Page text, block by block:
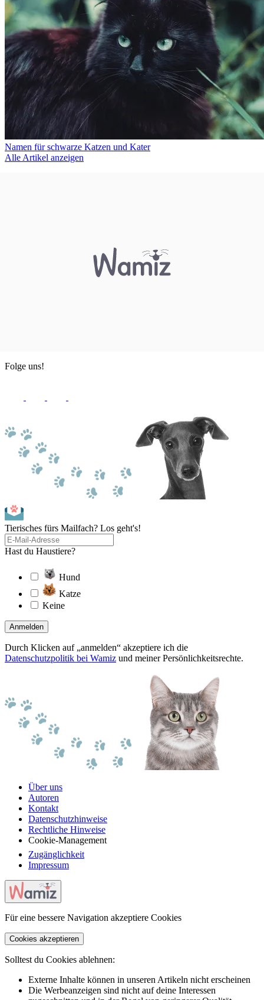
Namen für schwarze Katzen und Kater
Alle Artikel anzeigen
Folge uns!
Tierisches fürs Mailfach? Los geht's!
Hast du Haustiere?
Hund
Katze
Keine
Anmelden
Durch Klicken auf „anmelden“ akzeptiere ich die
Datenschutzpolitik bei Wamiz und meiner Persönlichkeitsrechte.
Über uns
Autoren
Kontakt
Datenschutzhinweise
Rechtliche Hinweise
Cookie-Management
Zugänglichkeit
Impressum
Für eine bessere Navigation akzeptiere Cookies
Cookies akzeptieren
Solltest du Cookies ablehnen:
Externe Inhalte können in unseren Artikeln nicht erscheinen
Die Werbeanzeigen sind nicht auf deine Interessen